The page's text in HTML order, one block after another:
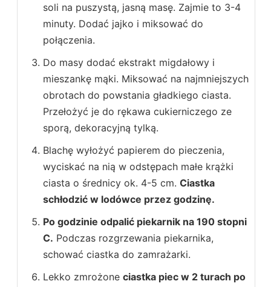
soli na puszystą, jasną masę. Zajmie to 3-4
minuty. Dodać jajko i miksować do
połączenia.
Do masy dodać ekstrakt migdałowy i
mieszankę mąki. Miksować na najmniejszych
obrotach do powstania gładkiego ciasta.
Przełożyć je do rękawa cukierniczego ze
sporą, dekoracyjną tylką.
Blachę wyłożyć papierem do pieczenia,
wyciskać na nią w odstępach małe krążki
ciasta o średnicy ok. 4-5 cm. Ciastka
schłodzić w lodówce przez godzinę.
Po godzinie odpalić piekarnik na 190 stopni
C. Podczas rozgrzewania piekarnika,
schować ciastka do zamrażarki.
Lekko zmrożone ciastka piec w 2 turach po